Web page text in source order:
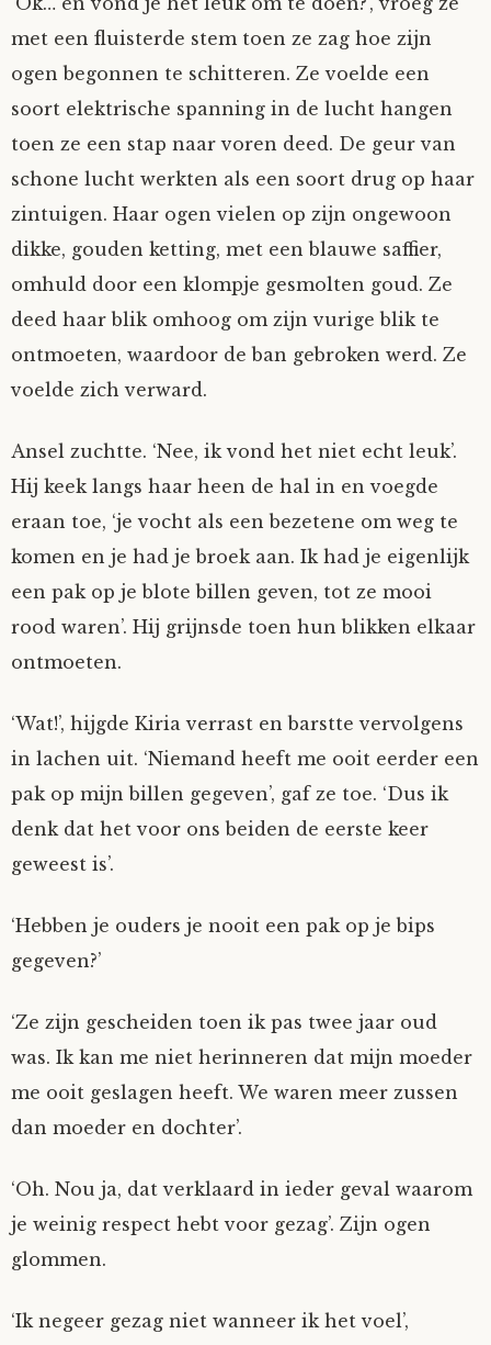
met een fluisterde stem toen ze zag hoe zijn
ogen begonnen te schitteren. Ze voelde een
soort elektrische spanning in de lucht hangen
toen ze een stap naar voren deed. De geur van
schone lucht werkten als een soort drug op haar
zintuigen. Haar ogen vielen op zijn ongewoon
dikke, gouden ketting, met een blauwe saffier,
omhuld door een klompje gesmolten goud. Ze
deed haar blik omhoog om zijn vurige blik te
ontmoeten, waardoor de ban gebroken werd. Ze
voelde zich verward.
Ansel zuchtte. ‘Nee, ik vond het niet echt leuk’.
Hij keek langs haar heen de hal in en voegde
eraan toe, ‘je vocht als een bezetene om weg te
komen en je had je broek aan. Ik had je eigenlijk
een pak op je blote billen geven, tot ze mooi
rood waren’. Hij grijnsde toen hun blikken elkaar
ontmoeten.
‘Wat!’, hijgde Kiria verrast en barstte vervolgens
in lachen uit. ‘Niemand heeft me ooit eerder een
pak op mijn billen gegeven’, gaf ze toe. ‘Dus ik
denk dat het voor ons beiden de eerste keer
geweest is’.
‘Hebben je ouders je nooit een pak op je bips
gegeven?’
‘Ze zijn gescheiden toen ik pas twee jaar oud
was. Ik kan me niet herinneren dat mijn moeder
me ooit geslagen heeft. We waren meer zussen
dan moeder en dochter’.
‘Oh. Nou ja, dat verklaard in ieder geval waarom
je weinig respect hebt voor gezag’. Zijn ogen
glommen.
‘Ik negeer gezag niet wanneer ik het voel’,